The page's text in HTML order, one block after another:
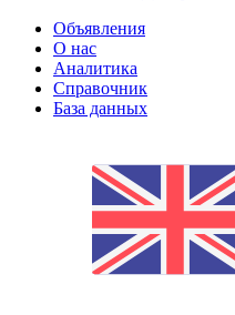
Объявления
О нас
Аналитика
Справочник
База данных